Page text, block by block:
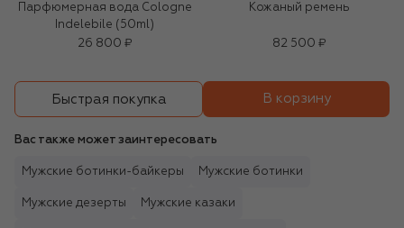
Парфюмерная вода Cologne
Indelebile (50ml)
26 800 ₽
Кожаный ремень
82 500 ₽
Быстрая покупка В корзину
Вас также может заинтересовать
Мужские ботинки-байкеры Мужские ботинки
Мужские дезерты Мужские казаки